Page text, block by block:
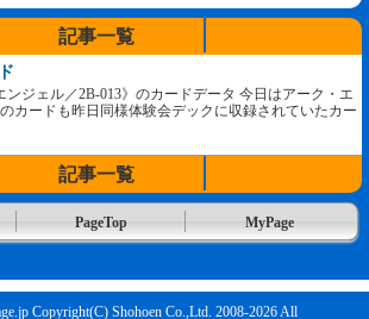
記事一覧
ンジェル／2B-013》のカードデータ 今日はアーク・エ
カードも昨日同様体験会デックに収録されていたカー
記事一覧
PageTop MyPage
Copyright(C) Shohoen Co.,Ltd. 2008-2026 All